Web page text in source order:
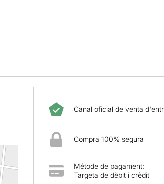
Canal oficial de venta
Compra 100% segura
Métode de pagament:
Targeta de dèbit i crèdit